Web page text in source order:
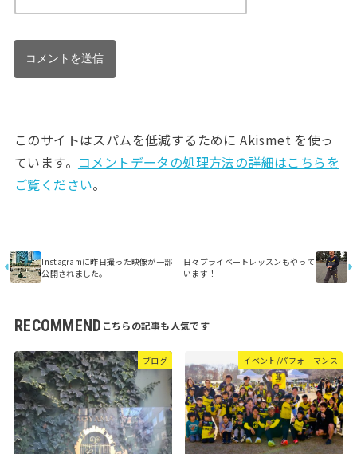
このサイトはスパムを低減するために Akismet を使っ
ています。 コメントデータの処理方法の詳細はこちらを
ご覧ください。
Instagramに昨日撮った映像が一部
公開されました。
日々プライベートレッスンもやって
います！
RECOMMEND
ブログ イベント/パフォーマンス